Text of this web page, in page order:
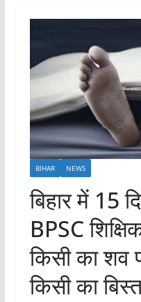
BIHAR NEWS
बिहार में 15
BPSC
किसी का शव
किसी का